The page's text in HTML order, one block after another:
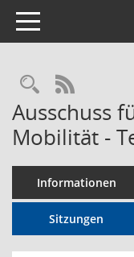
Toggle navigation
RSS-
Ausschuss
Mobilität -
Informationen
Sitzungen